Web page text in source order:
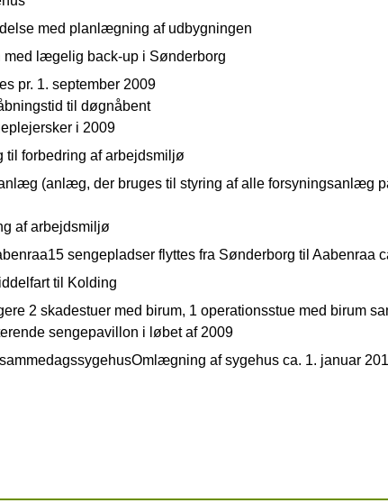
med planlægning af udbygningen
med lægelig back-up i Sønderborg
pr. 1. september 2009
til døgnåbent
i 2009
forbedring af arbejdsmiljø
(anlæg, der bruges til styring af alle forsyningsanlæg
af arbejdsmiljø
sengepladser flyttes fra Sønderborg til Aabenraa
til Kolding
2 skadestuer med birum, 1 operationsstue med birum
sengepavillon i løbet af 2009
af sygehus ca. 1. januar